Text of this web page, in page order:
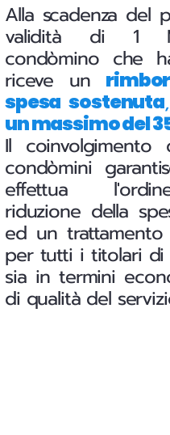
Alla scadenza del
validità di 1
condòmino che
riceve un
spesa sostenuta,
un massimo del
Il coinvolgimento
condòmini
effettua
riduzione della
ed un
per tutti i titolari di
sia in termini
di qualità del